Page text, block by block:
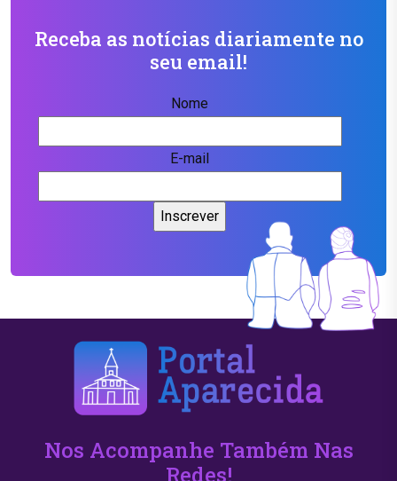
Receba as notícias diariamente no
seu email!
Nome
E-mail
Nos Acompanhe Também Nas
Redes!